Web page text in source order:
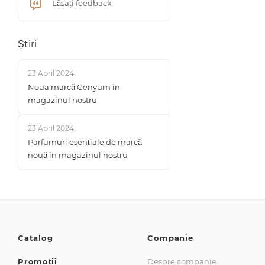
Lăsați feedback
Știri
23 April 2024
Noua marcă Genyum în
magazinul nostru
23 April 2024
Parfumuri esențiale de marcă
nouă în magazinul nostru
Catalog
Promoții
Companie
Despre companie